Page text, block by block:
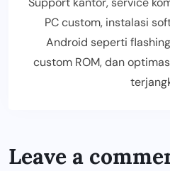
PC custom, instalasi
Android seperti
custom ROM, dan
Leave a